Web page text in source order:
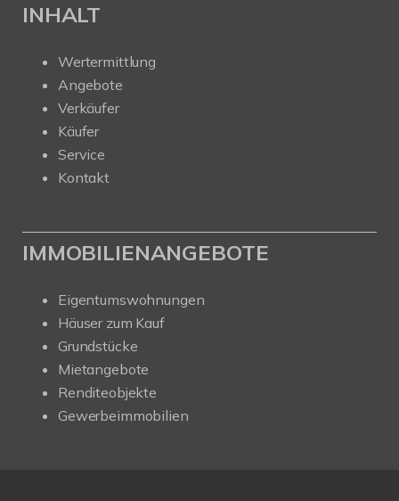
INHALT
Wertermittlung
Angebote
Verkäufer
Käufer
Service
Kontakt
IMMOBILIENANGEBOTE
Eigentumswohnungen
Häuser zum Kauf
Grundstücke
Mietangebote
Renditeobjekte
Gewerbeimmobilien